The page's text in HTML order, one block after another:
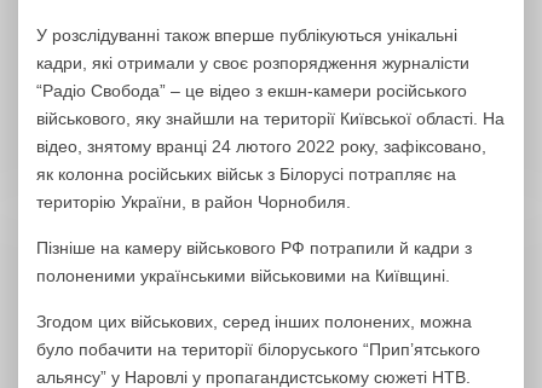
У розслідуванні також вперше публікуються унікальні
кадри, які отримали у своє розпорядження журналісти
“Радіо Свобода” – це відео з екшн-камери російського
військового, яку знайшли на території Київської області. На
відео, знятому вранці 24 лютого 2022 року, зафіксовано,
як колонна російських військ з Білорусі потрапляє на
територію України, в район Чорнобиля.
Пізніше на камеру військового РФ потрапили й кадри з
полоненими українськими військовими на Київщині.
Згодом цих військових, серед інших полонених, можна
було побачити на території білоруського “Прип’ятського
альянсу” у Наровлі у пропагандистському сюжеті НТВ.